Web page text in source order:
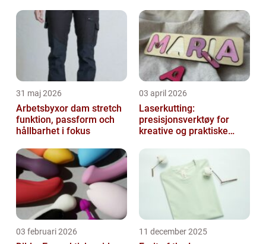
31 maj 2026
Arbetsbyxor dam stretch
funktion, passform och
hållbarhet i fokus
03 april 2026
Laserkutting:
presisjonsverktøy for
kreative og praktiske
03 februari 2026 11 december 2025